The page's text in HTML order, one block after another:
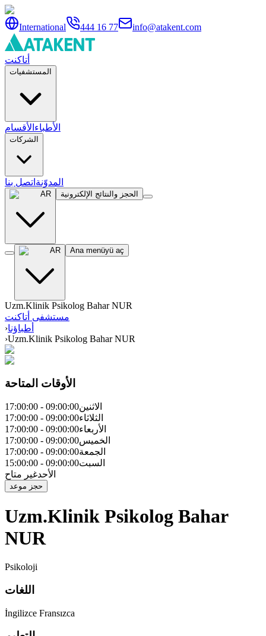
International 444 16 77 info@atakent.com
أتاكنت
المستشفيات
الأطباء الأقسام
الشركات
المدوّنة اتصل بنا
AR الحجز والنتائج الإلكترونية
AR Ana menüyü aç
Uzm.Klinik Psikolog Bahar NUR
مستشفى أتاكنت
›أطباؤنا
›Uzm.Klinik Psikolog Bahar NUR
الأوقات المتاحة
الاثنين09:00:00
-
17:00:00
الثلاثاء09:00:00
-
17:00:00
الأربعاء09:00:00
-
17:00:00
الخميس09:00:00
-
17:00:00
الجمعة09:00:00
-
17:00:00
السبت09:00:00
-
15:00:00
الأحدغير متاح
حجز موعد
Uzm.Klinik Psikolog Bahar
NUR
Psikoloji
اللغات
İngilizce Fransızca